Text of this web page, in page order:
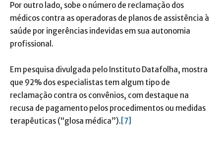
Por outro lado, sobe o número de reclamação dos
médicos contra as operadoras de planos de assistência à
saúde por ingerências indevidas em sua autonomia
profissional.
Em pesquisa divulgada pelo Instituto Datafolha, mostra
que 92% dos especialistas tem algum tipo de
reclamação contra os convênios, com destaque na
recusa de pagamento pelos procedimentos ou medidas
terapêuticas (“glosa médica”). [7]